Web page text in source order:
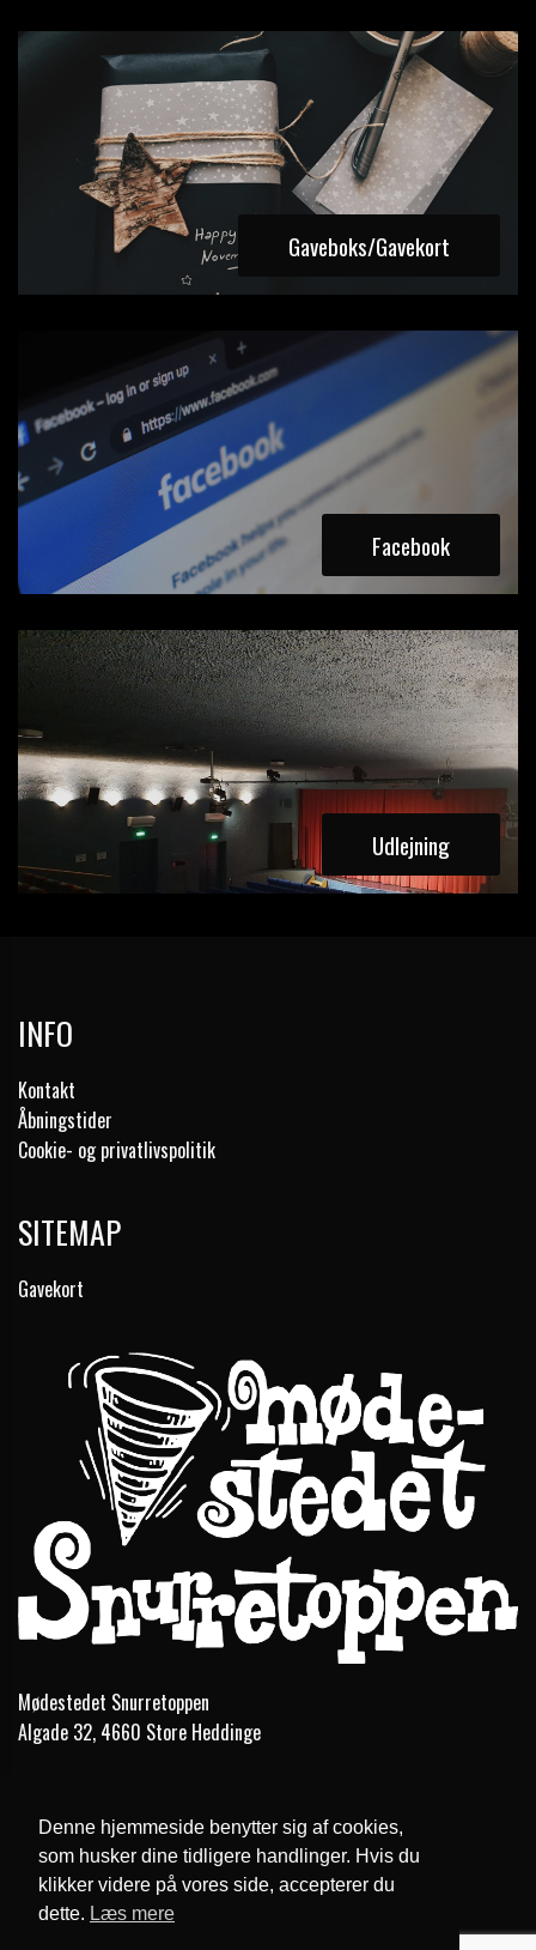
Denne hjemmeside benytter sig af cookies,
som husker dine tidligere handlinger. Hvis du
klikker videre på vores side, accepterer du
dette. Læs mere
Gaveboks/Gavekort
Facebook
Udlejning
INFO
Kontakt
Åbningstider
Cookie- og privatlivspolitik
SITEMAP
Gavekort
Mødestedet Snurretoppen
Algade 32, 4660 Store Heddinge
Email: formand@snurretoppen.net
Cookie- og privatlivspolitik